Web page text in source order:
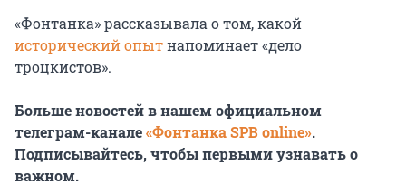
«Фонтанка» рассказывала о том, какой
исторический опытнапоминает «дело
троцкистов».
Больше новостей в нашем официальном
телеграм-канале«Фонтанка SPB online».
Подписывайтесь, чтобы первыми узнавать о
важном.